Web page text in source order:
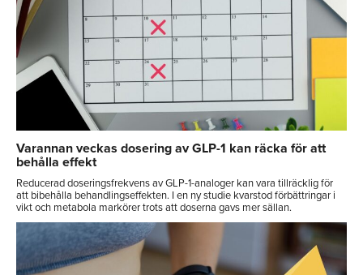
Varannan veckas dosering av GLP-1 kan räcka för att
behålla effekt
Reducerad doseringsfrekvens av GLP-1-analoger kan vara tillräcklig för
att bibehålla behandlingseffekten. I en ny studie kvarstod förbättringar i
vikt och metabola markörer trots att doserna gavs mer sällan.